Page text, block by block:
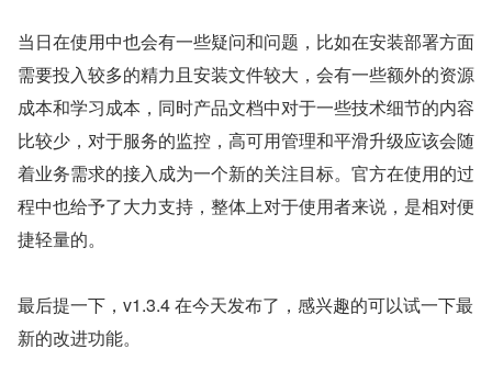
当日在使用中也会有一些疑问和问题，比如在安装部署方面
需要投入较多的精力且安装文件较大，会有一些额外的资源
成本和学习成本，同时产品文档中对于一些技术细节的内容
比较少，对于服务的监控，高可用管理和平滑升级应该会随
着业务需求的接入成为一个新的关注目标。官方在使用的过
程中也给予了大力支持，整体上对于使用者来说，是相对便
捷轻量的。
最后提一下，v1.3.4 在今天发布了，感兴趣的可以试一下最
新的改进功能。